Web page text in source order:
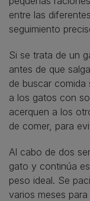
entre las
seguimiento
Si se trata de un
antes de que
de buscar comida
a los gatos con
acerquen a los
de comer, para
Al cabo de dos
gato y continúa
peso ideal. Se
varios meses